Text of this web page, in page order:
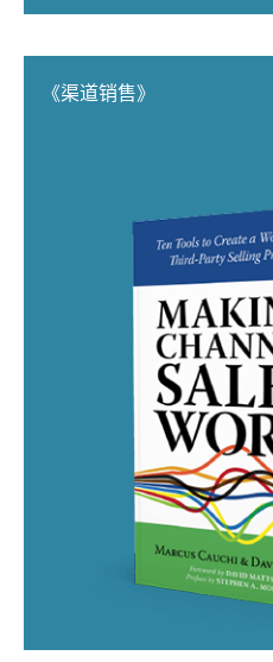
《渠道销售》